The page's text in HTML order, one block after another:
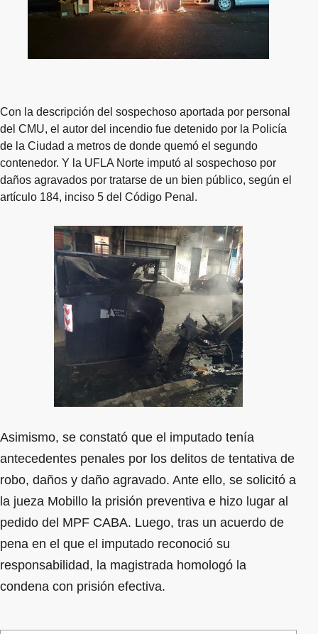
Con la descripción del sospechoso aportada por personal
del CMU, el autor del incendio fue detenido por la Policía
de la Ciudad a metros de donde quemó el segundo
contenedor. Y la UFLA Norte imputó al sospechoso por
daños agravados por tratarse de un bien público, según el
artículo 184, inciso 5 del Código Penal.
Asimismo, se constató que el imputado tenía
antecedentes penales por los delitos de tentativa de
robo, daños y daño agravado. Ante ello, se solicitó a
la jueza Mobillo la prisión preventiva e hizo lugar al
pedido del MPF CABA. Luego, tras un acuerdo de
pena en el que el imputado reconoció su
responsabilidad, la magistrada homologó la
condena con prisión efectiva.